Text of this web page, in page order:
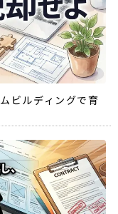
ビルディングで育